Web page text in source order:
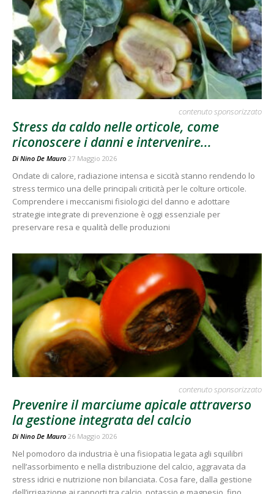
contenuto sponsorizzato
Stress da caldo nelle orticole, come
riconoscere i danni e intervenire...
Di Nino De Mauro 27 Maggio 2026
Ondate di calore, radiazione intensa e siccità stanno rendendo lo
stress termico una delle principali criticità per le colture orticole.
Comprendere i meccanismi fisiologici del danno e adottare
strategie integrate di prevenzione è oggi essenziale per
preservare resa e qualità delle produzioni
contenuto sponsorizzato
Prevenire il marciume apicale attraverso
la gestione integrata del calcio
Di Nino De Mauro 26 Maggio 2026
Nel pomodoro da industria è una fisiopatia legata agli squilibri
nell’assorbimento e nella distribuzione del calcio, aggravata da
stress idrici e nutrizione non bilanciata. Cosa fare, dalla gestione